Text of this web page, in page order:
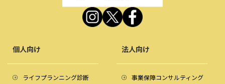
個人向け
ライフプランニング診断
法人向け
事業保障コンサルティング